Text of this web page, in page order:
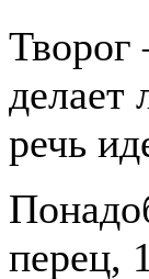
Творог
делает
речь
перец,